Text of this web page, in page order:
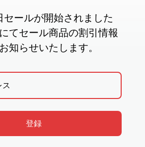
セールが開始されました
てセール商品の割引情報
知らせいたします。
登録